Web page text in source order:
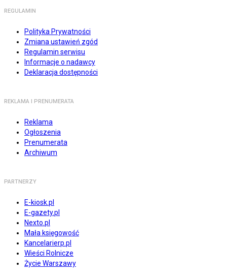
REGULAMIN
Polityka Prywatności
Zmiana ustawień zgód
Regulamin serwisu
Informacje o nadawcy
Deklaracja dostępności
REKLAMA I PRENUMERATA
Reklama
Ogłoszenia
Prenumerata
Archiwum
PARTNERZY
E-kiosk.pl
E-gazety.pl
Nexto.pl
Mała księgowość
Kancelarierp.pl
Wieści Rolnicze
Życie Warszawy